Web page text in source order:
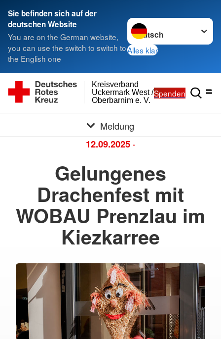
Sie befinden sich auf der
deutschen Website
You are on the German website,
you can use the switch to switch to
the English one
Sprache wechseln zu
Alles klar
Oberbarnim e. V.
Uckermark West /
Kreisverband
Spenden
Meldung
12.09.2025 ·
Gelungenes
Drachenfest mit
WOBAU Prenzlau im
Kiezkarree